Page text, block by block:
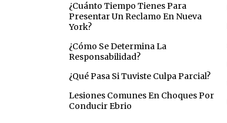
¿Cuánto Tiempo Tienes Para
Presentar Un Reclamo En Nueva
York?
¿Cómo Se Determina La
Responsabilidad?
¿Qué Pasa Si Tuviste Culpa Parcial?
Lesiones Comunes En Choques Por
Conducir Ebrio